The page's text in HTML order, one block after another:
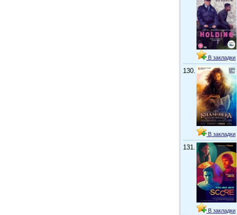
В закладки
130.
В закладки
131.
В закладки